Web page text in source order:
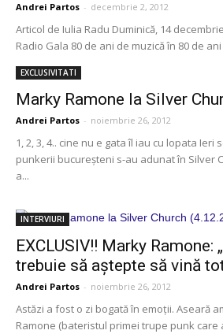
Andrei Partos - decembrie 2, 2012
Articol de Iulia Radu Duminică, 14
Radio Gala 80 de ani de muzică în 80 de
EXCLUSIVITATI
Marky Ramone la Silver
Andrei Partos - noiembrie 26, 2012
1, 2, 3, 4.. cine nu e gata îl iau cu lopata Ieri
punkerii bucureşteni s-au adunat în Silver
a...
INTERVIURI
EXCLUSIV!! Marky Ramone:
trebuie să aștepte să vină
Andrei Partos - noiembrie 26, 2012
Astăzi a fost o zi bogată în emoţii. Aseară
Ramone (bateristul primei trupe punk care